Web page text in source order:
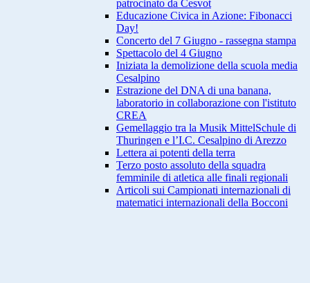
patrocinato da Cesvot
Educazione Civica in Azione: Fibonacci
Day!
Concerto del 7 Giugno - rassegna stampa
Spettacolo del 4 Giugno
Iniziata la demolizione della scuola media
Cesalpino
Estrazione del DNA di una banana,
laboratorio in collaborazione con l'istituto
CREA
Gemellaggio tra la Musik MittelSchule di
Thuringen e l’I.C. Cesalpino di Arezzo
Lettera ai potenti della terra
Terzo posto assoluto della squadra
femminile di atletica alle finali regionali
Articoli sui Campionati internazionali di
matematici internazionali della Bocconi